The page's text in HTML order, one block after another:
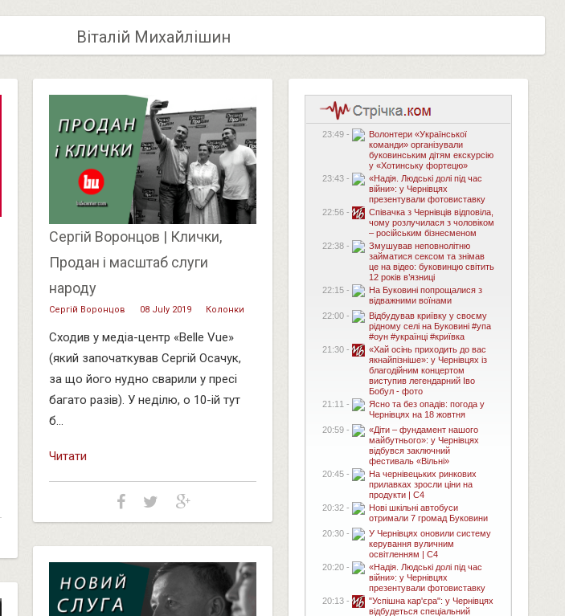
Віталій Михайлішин
Сергій Воронцов | Клички,
Продан і масштаб слуги
народу
Сергій Воронцов 08 July 2019 Колонки
Сходив у медіа-центр «Belle Vue»
(який започаткував Сергій Осачук,
за що його нудно сварили у пресі
багато разів). У неділю, о 10-ій тут
б...
Читати
23:49 -
Волонтери «Української
команди» організували
буковинським дітям екскурсію
у «Хотинську фортецю»
23:43 -
«Надія. Людські долі під час
війни»: у Чернівцях
презентували фотовиставку
22:56 -
Співачка з Чернівців відповіла,
чому розлучилася з чоловіком
– російським бізнесменом
22:38 -
Змушував неповнолітню
займатися сексом та знімав
це на відео: буковинцю світить
12 років в’язниці
22:15 -
На Буковині попрощалися з
відважними воїнами
22:00 -
Відбудував криївку у своєму
рідному селі на Буковині #упа
#оун #українці #криївка
21:30 -
«Хай осінь приходить до вас
якнайпізніше»: у Чернівцях із
благодійним концертом
виступив легендарний Іво
Бобул - фото
21:11 -
Ясно та без опадів: погода у
Чернівцях на 18 жовтня
20:59 -
«Діти – фундамент нашого
майбутнього»: у Чернівцях
відбувся заключний
фестиваль «Вільні»
20:45 -
На чернівецьких ринкових
прилавках зросли ціни на
продукти | C4
20:32 -
Нові шкільні автобуси
отримали 7 громад Буковини
20:30 -
У Чернівцях оновили систему
керування вуличним
освітленням | C4
20:20 -
«Надія. Людські долі під час
війни»: у Чернівцях
презентували фотовиставку
20:13 -
"Успішна кар'єра": у Чернівцях
відбудеться спеціальний